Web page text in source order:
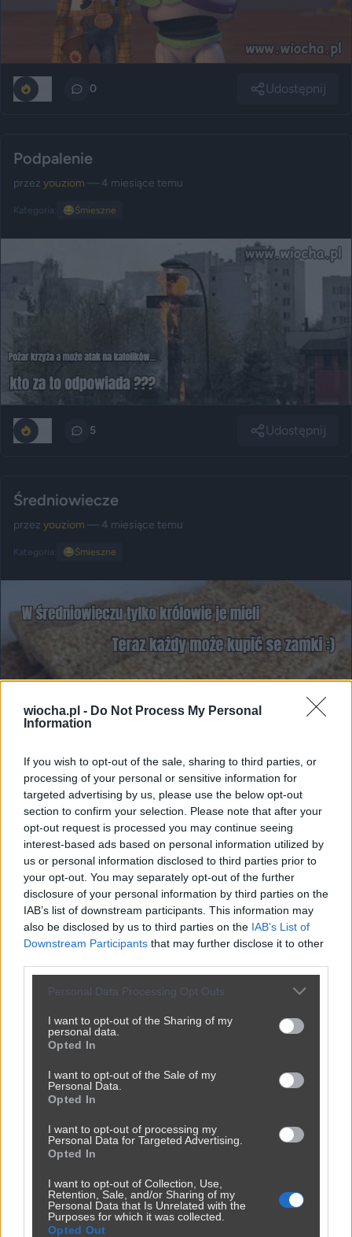
wiocha.pl - Do Not Process My Personal
Information
If you wish to opt-out of the sale, sharing to third parties, or
processing of your personal or sensitive information for
targeted advertising by us, please use the below opt-out
section to confirm your selection. Please note that after your
opt-out request is processed you may continue seeing
interest-based ads based on personal information utilized by
us or personal information disclosed to third parties prior to
your opt-out. You may separately opt-out of the further
disclosure of your personal information by third parties on the
IAB’s list of downstream participants. This information may
also be disclosed by us to third parties on the IAB’s List of
Downstream Participants that may further disclose it to other
Personal Data Processing Opt Outs
I want to opt-out of the Sharing of my
personal data.
Opted In
I want to opt-out of the Sale of my
Personal Data.
Opted In
I want to opt-out of processing my
Personal Data for Targeted Advertising.
Opted In
I want to opt-out of Collection, Use,
Retention, Sale, and/or Sharing of my
Personal Data that Is Unrelated with the
Purposes for which it was collected.
Opted Out
0 Udostępnij
Podpalenie
przez youziom — 4 miesiące temu
Kategoria: 😂Śmieszne
5 Udostępnij
Średniowiecze
przez youziom — 4 miesiące temu
Kategoria: 😂Śmieszne
Udostępnij
Mieszkańcy jakiego miasta nie ulegają
pokusom???
— 5 miesięcy temu